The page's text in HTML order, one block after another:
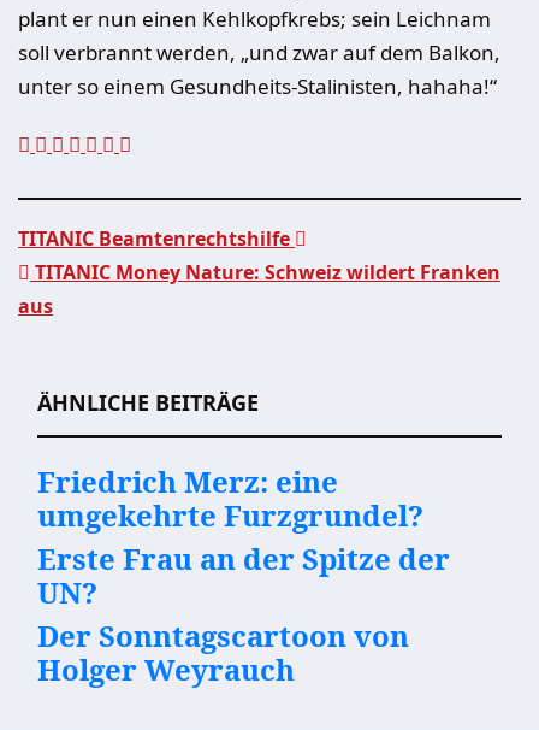
plant er nun einen Kehlkopfkrebs; sein Leichnam
soll verbrannt werden, „und zwar auf dem Balkon,
unter so einem Gesundheits-Stalinisten, hahaha!“
Beitragsnavigation
TITANIC Beamtenrechtshilfe
TITANIC Money Nature: Schweiz wildert Franken
aus
ÄHNLICHE BEITRÄGE
Friedrich Merz: eine
umgekehrte Furzgrundel?
Erste Frau an der Spitze der
UN?
Der Sonntagscartoon von
Holger Weyrauch